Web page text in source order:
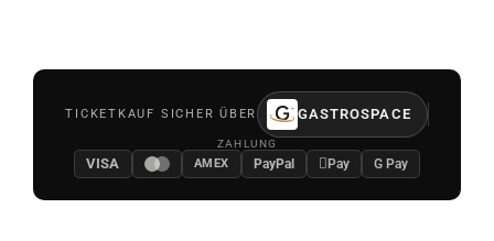
TICKETKAUF SICHER ÜBER GASTROSPACE
ZAHLUNG
VISA AMEX PayPal Pay G Pay